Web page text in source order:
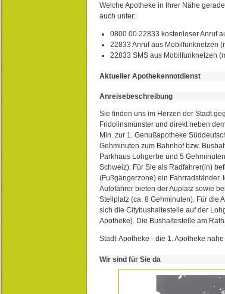
Welche Apotheke in Ihrer Nähe
auch unter:
0800 00 22833 kostenloser Anruf
22833 Anruf aus Mobilfunknetzen
22833 SMS aus Mobilfunknetzen
Aktueller Apothekennotdienst
Anreisebeschreibung
Sie finden uns im Herzen der Stadt
Fridolinsmünster und direkt neben
Min. zur 1. Genußapotheke
Gehminuten zum Bahnhof bzw.
Parkhaus Lohgerbe und 5
Schweiz). Für Sie als Radfahrer(in)
(Fußgängerzone) ein Fahrradständer.
Autofahrer bieten der Auplatz sowie
Stellplatz (ca. 8 Gehminuten). Für die
sich die Citybushaltestelle auf der
Apotheke). Die Bushaltestelle am
Stadt-Apotheke - die 1. Apotheke
Wir sind für Sie da